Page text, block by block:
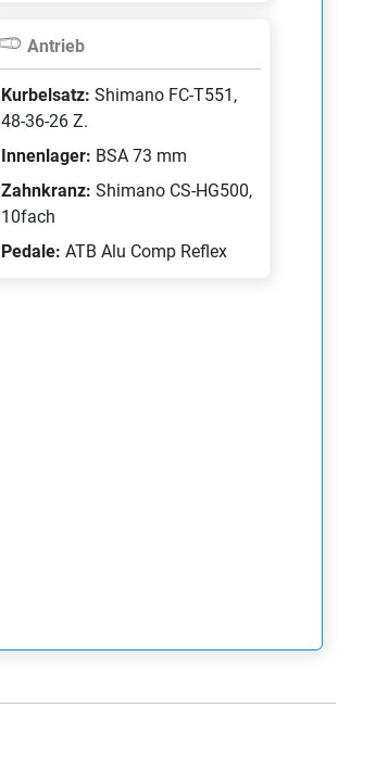
Antrieb
Kurbelsatz: Shimano FC-T551,
48-36-26 Z.
Innenlager: BSA 73 mm
Zahnkranz: Shimano CS-HG500,
10fach
Pedale: ATB Alu Comp Reflex